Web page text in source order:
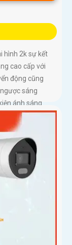
hình 2k sự kết
cao cấp với
động cũng
sáng
ánh sáng